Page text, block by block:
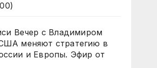
Вечер с Владимиром
меняют стратегию в
и Европы. Эфир от